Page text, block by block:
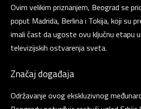
Ovim velikim priznanjem, Beograd se
poput Madrida, Berlina i Tokija, koji su
imali čast da ugoste ovu ključnu etapu
televizijskih ostvarenja sveta.
Značaj događaja
Održavanje ovog ekskluzivnog